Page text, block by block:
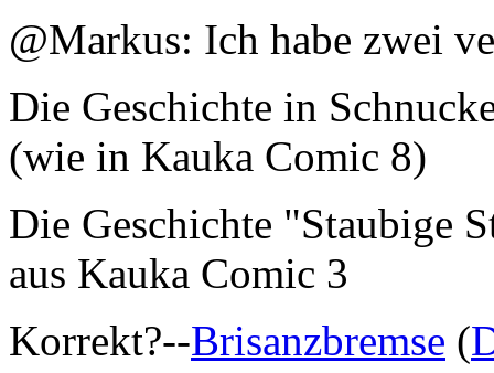
@Markus: Ich habe zwei
Die Geschichte in
(wie in Kauka Comic 8)
Die Geschichte "Staubige
aus Kauka Comic 3
Korrekt?--Brisanzbremse (